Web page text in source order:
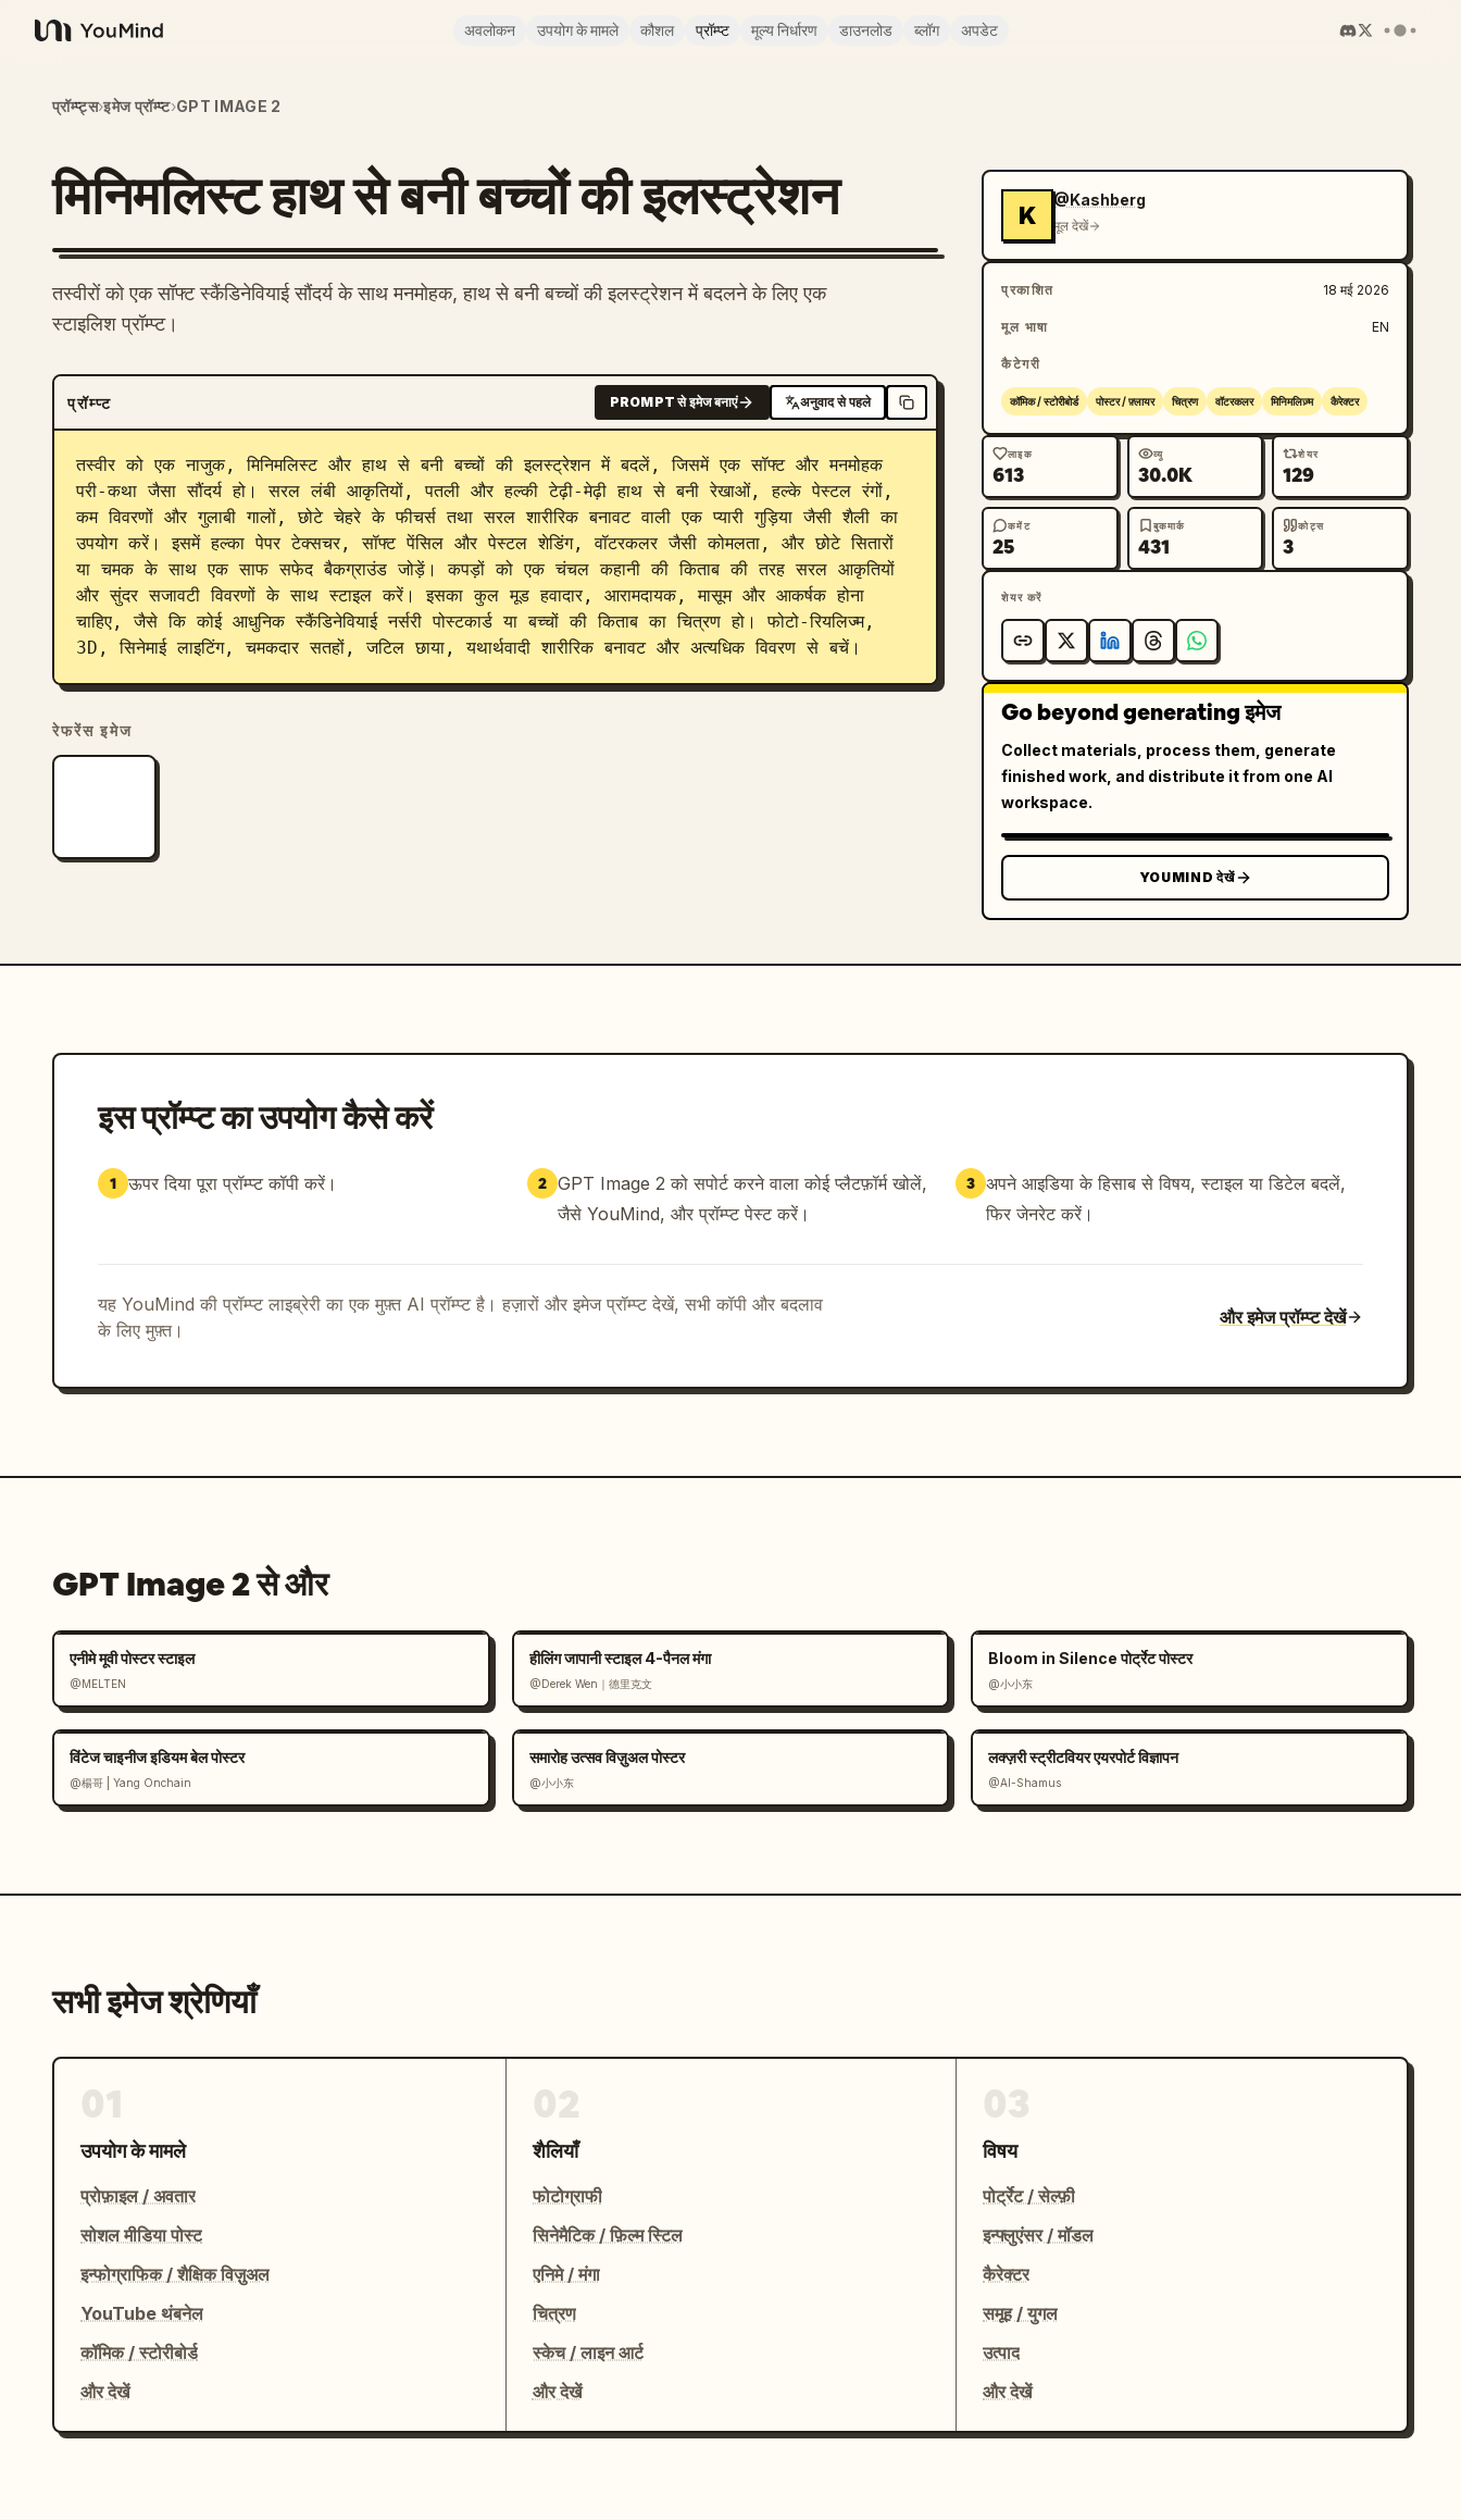
YouMind
अवलोकन उपयोग के मामले कौशल प्रॉम्प्ट मूल्य निर्धारण डाउनलोड ब्लॉग अपडेट
प्रॉम्प्ट्स›इमेज प्रॉम्प्ट›GPT IMAGE 2
मिनिमलिस्ट हाथ से बनी बच्चों की इलस्ट्रेशन
तस्वीरों को एक सॉफ्ट स्कैंडिनेवियाई सौंदर्य के साथ मनमोहक, हाथ से बनी बच्चों की इलस्ट्रेशन में बदलने के लिए एक
स्टाइलिश प्रॉम्प्ट।
प्रॉम्प्ट PROMPT से इमेज बनाएं अनुवाद से पहले
तस्वीर को एक नाजुक, मिनिमलिस्ट और हाथ से बनी बच्चों की इलस्ट्रेशन में बदलें, जिसमें एक सॉफ्ट और मनमोहक
परी-कथा जैसा सौंदर्य हो। सरल लंबी आकृतियों, पतली और हल्की टेढ़ी-मेढ़ी हाथ से बनी रेखाओं, हल्के पेस्टल रंगों,
कम विवरणों और गुलाबी गालों, छोटे चेहरे के फीचर्स तथा सरल शारीरिक बनावट वाली एक प्यारी गुड़िया जैसी शैली का
उपयोग करें। इसमें हल्का पेपर टेक्सचर, सॉफ्ट पेंसिल और पेस्टल शेडिंग, वॉटरकलर जैसी कोमलता, और छोटे सितारों
या चमक के साथ एक साफ सफेद बैकग्राउंड जोड़ें। कपड़ों को एक चंचल कहानी की किताब की तरह सरल आकृतियों
और सुंदर सजावटी विवरणों के साथ स्टाइल करें। इसका कुल मूड हवादार, आरामदायक, मासूम और आकर्षक होना
चाहिए, जैसे कि कोई आधुनिक स्कैंडिनेवियाई नर्सरी पोस्टकार्ड या बच्चों की किताब का चित्रण हो। फोटो-रियलिज्म,
3D, सिनेमाई लाइटिंग, चमकदार सतहों, जटिल छाया, यथार्थवादी शारीरिक बनावट और अत्यधिक विवरण से बचें।
रेफरेंस इमेज
K
@Kashberg
मूल देखें
प्रकाशित 18 मई 2026
मूल भाषा EN
कैटेगरी
कॉमिक / स्टोरीबोर्ड पोस्टर / फ़्लायर चित्रण वॉटरकलर मिनिमलिज़्म कैरेक्टर
लाइक
613
व्यू
30.0K
शेयर
129
कमेंट
25
बुकमार्क
431
कोट्स
3
शेयर करें
Go beyond generating इमेज
Collect materials, process them, generate
finished work, and distribute it from one AI
workspace.
YOUMIND देखें
इस प्रॉम्प्ट का उपयोग कैसे करें
1 ऊपर दिया पूरा प्रॉम्प्ट कॉपी करें। 2 GPT Image 2 को सपोर्ट करने वाला कोई प्लैटफ़ॉर्म खोलें,
जैसे YouMind, और प्रॉम्प्ट पेस्ट करें।
3 अपने आइडिया के हिसाब से विषय, स्टाइल या डिटेल बदलें,
फिर जेनरेट करें।
यह YouMind की प्रॉम्प्ट लाइब्रेरी का एक मुफ़्त AI प्रॉम्प्ट है। हज़ारों और इमेज प्रॉम्प्ट देखें, सभी कॉपी और बदलाव
के लिए मुफ़्त।
और इमेज प्रॉम्प्ट देखें
GPT Image 2 से और
एनीमे मूवी पोस्टर स्टाइल
@MELTEN
हीलिंग जापानी स्टाइल 4-पैनल मंगा
@Derek Wen｜德里克文
Bloom in Silence पोर्ट्रेट पोस्टर
@小小东
विंटेज चाइनीज इडियम बेल पोस्टर
@楊哥 | Yang Onchain
समारोह उत्सव विज़ुअल पोस्टर
@小小东
लक्ज़री स्ट्रीटवियर एयरपोर्ट विज्ञापन
@Al-Shamus
सभी इमेज श्रेणियाँ
उपयोग के मामले
प्रोफ़ाइल / अवतार
सोशल मीडिया पोस्ट
इन्फोग्राफिक / शैक्षिक विज़ुअल
YouTube थंबनेल
कॉमिक / स्टोरीबोर्ड
और देखें
शैलियाँ
फोटोग्राफी
सिनेमैटिक / फ़िल्म स्टिल
एनिमे / मंगा
चित्रण
स्केच / लाइन आर्ट
और देखें
विषय
पोर्ट्रेट / सेल्फ़ी
इन्फ्लुएंसर / मॉडल
कैरेक्टर
समूह / युगल
उत्पाद
और देखें